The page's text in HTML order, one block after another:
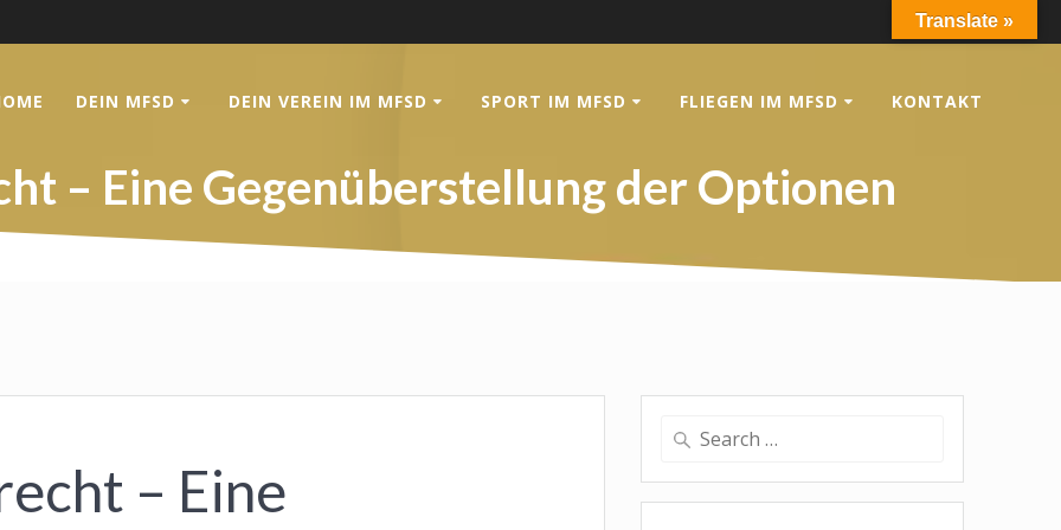
DEIN MFSD DEIN VEREIN IM MFSD SPORT IM MFSD FLIEGEN IM MFSD KONTAKT
– Eine Gegenüberstellung der Optionen
– Eine
Search
Translate »